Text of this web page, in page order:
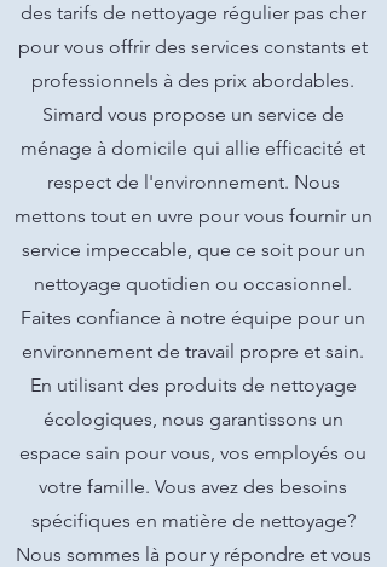
des tarifs de nettoyage régulier pas cher
pour vous offrir des services constants et
professionnels à des prix abordables.
Simard vous propose un service de
ménage à domicile qui allie efficacité et
respect de l'environnement. Nous
mettons tout en uvre pour vous fournir un
service impeccable, que ce soit pour un
nettoyage quotidien ou occasionnel.
Faites confiance à notre équipe pour un
environnement de travail propre et sain.
En utilisant des produits de nettoyage
écologiques, nous garantissons un
espace sain pour vous, vos employés ou
votre famille. Vous avez des besoins
spécifiques en matière de nettoyage?
Nous sommes là pour y répondre et vous